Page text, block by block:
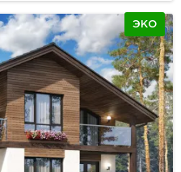
ЭКО